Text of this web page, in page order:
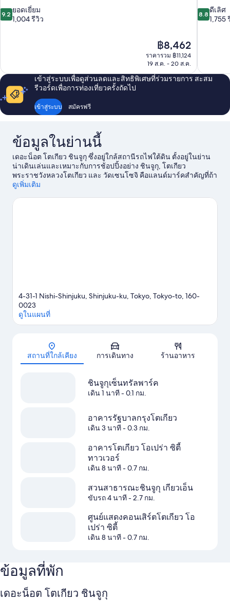
9.2
จาก
9.2 ยอดเยี่ยม
1,004 รีวิว
ราคา
ปัจจุบัน
คือ
฿8,462
ราคารวม ฿11,124
19 ส.ค. - 20 ส.ค.
8.8
จาก
8.8 ดีเลิศ
1,755
เข้าสู่ระบบเพื่อดูส่วนลดและสิทธิพิเศษที่ร่วมรายการ สะสม
รีวอร์ดเพื่อการท่องเที่ยวครั้งถัดไป
เข้าสู่ระบบ สมัครฟรี
ข้อมูลในย่านนี้
เดอะน็อต โตเกียว ชินจูกุ ซึ่งอยู่ใกล้สถานีรถไฟใต้ดิน ตั้งอยู่ในย่าน
น่าเดินเล่นและเหมาะกับการช้อปปิ้งอย่าง ชินจูกุ, โตเกียว
พระราชวังหลวงโตเกียว และ วัดเซนโซจิ คือแลนด์มาร์คสำคัญที่ถ้า
พลาดชมคงเสียดายแย่ ส่วนสวรรค์สำหรับขาช้อป ต้องนี่เลย
เพลิดเพลินกับกิจกรรมหรือเกมได้ที่ สนามกีฬาแห่งชาติ รวมถึงเยือน
ดูเพิ่มเติม
4-31-1 Nishi-Shinjuku, Shinjuku-ku, Tokyo, Tokyo-to, 160-
0023
ดูในแผนที่
สถานที่ใกล้เคียง การเดินทาง ร้านอาหาร
ชินจูกุเซ็นทรัลพาร์ค
เดิน 1 นาที- 0.1 กม.
อาคารรัฐบาลกรุงโตเกียว
เดิน 3 นาที- 0.3 กม.
อาคารโตเกียว โอเปร่า ซิตี้
ทาวเวอร์
เดิน 8 นาที- 0.7 กม.
สวนสาธารณะชินจูกุ เกียวเอ็น
ขับรถ 4 นาที- 2.7 กม.
ศูนย์แสดงคอนเสิร์ตโตเกียว โอ
เปร่า ซิตี้
เดิน 8 นาที- 0.7 กม.
ข้อมูลที่พัก
เดอะน็อต โตเกียว ชินจูกุ